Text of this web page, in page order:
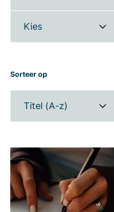
Kies
Sorteer op
Titel (A-z)